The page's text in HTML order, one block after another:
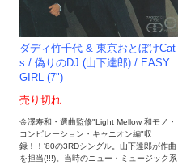
ダディ竹千代 & 東京おとぼけCat
s / 偽りのDJ (山下達郎) / EASY
GIRL (7")
売り切れ
金澤寿和・選曲監修"Light Mellow 和モノ・
コンピレーション・キャニオン編"収
録！！'80の3RDシングル。山下達郎が作曲
を担当(!!!)。当時のニュー・ミュージック系